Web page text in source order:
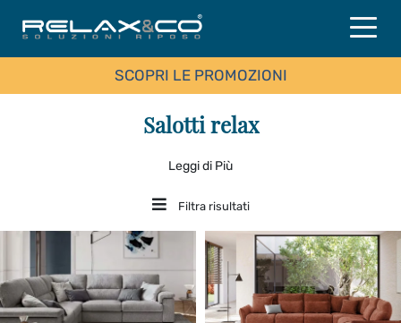
SCOPRI LE PROMOZIONI
Salotti relax
Leggi di Più
Filtra risultati